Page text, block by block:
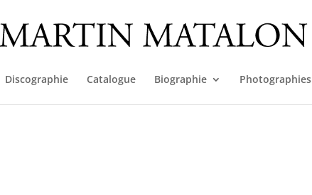
Discographie Catalogue Biographie Photographies